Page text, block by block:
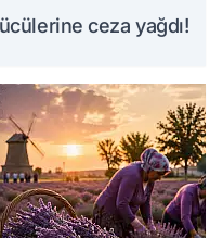
ceza yağdı!